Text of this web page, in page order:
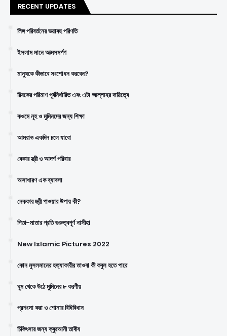
RECENT UPDATES
লিঙ্গ পরিবর্তনের ভয়াবহ পরিণতি
ইসলাম মানে আত্মসমর্পণ
মানুষকে কীভাবে সংশোধন করবেন?
রিযকের পরিমাণ পূর্বনির্ধারিত এবং এটা আল্লাহর দায়িত্বে
কওমে নূহ ও মুমিনদের জন্য শিক্ষা
আমরাও একদিন চলে যাবো
বেকার স্ত্রী ও আদর্শ পরিবার
অসাধারণ এক ব্যাবসা
নেককার স্ত্রী পাওয়ার উপায় কী?
পিতা-মাতার প্রতি গুরুত্বপূর্ণ নাসীহা
New Islamic Pictures 2022
কোন মুসলমানের হত্যাকারীর তাওবা কী কবুল হতে পারে
ঘুম থেকে উঠে মুমিনের ৮ করণীয়
প্রশংসা করা ও শোনার বিধিবিধান
চিকিৎসার জন্য ক্বুরআনী তাবীয